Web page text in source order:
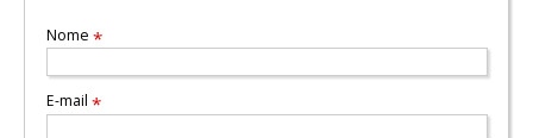
Nome *
E-mail *